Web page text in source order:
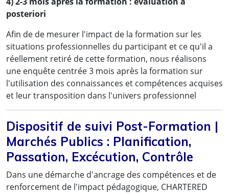
posteriori
Afin de de mesurer l'impact de la formation sur les
situations professionnelles du participant et ce qu'il a
réellement retiré de cette formation, nous réalisons
une enquête centrée 3 mois après la formation sur
l'utilisation des connaissances et compétences acquises
et leur transposition dans l'univers professionnel
Dispositif de suivi Post-Formation |
Marchés Publics : Planification,
Passation, Excécution, Contrôle
Dans une démarche d'ancrage des compétences et de
renforcement de l'impact pédagogique, CHARTERED
Mme Roseline Franche V. [
CLAIMS & UAC Manager,
MSC – Mediterranean Shipping Company SA